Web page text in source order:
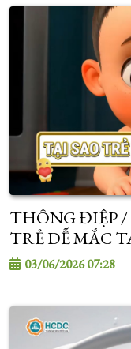
THÔNG ĐIỆP /
TRẺ DỄ MẮC
03/06/2026 07:28